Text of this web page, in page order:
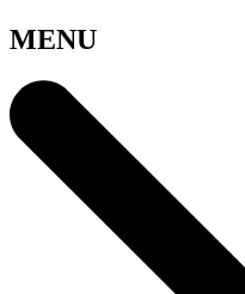
MENU